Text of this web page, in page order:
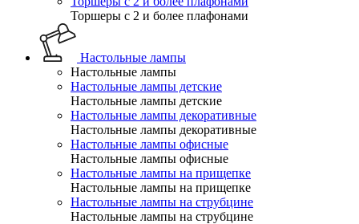
Торшеры с 2 и более плафонами
Настольные лампы
Настольные лампы
Настольные лампы детские
Настольные лампы детские
Настольные лампы декоративные
Настольные лампы декоративные
Настольные лампы офисные
Настольные лампы офисные
Настольные лампы на прищепке
Настольные лампы на прищепке
Настольные лампы на струбцине
Настольные лампы на струбцине